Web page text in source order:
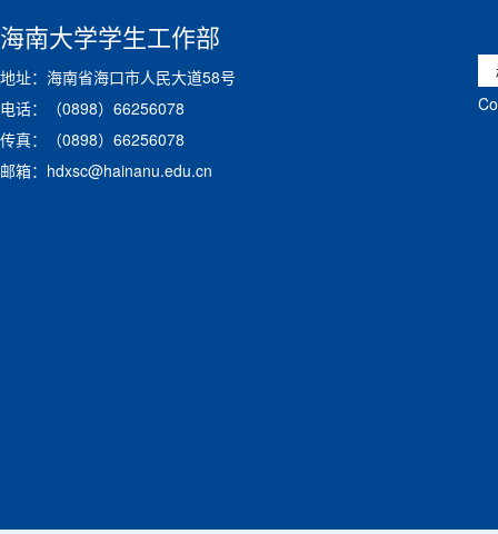
海南大学学生工作部
地址：海南省海口市人民大道58号
电话：（0898）66256078
传真：（0898）66256078
邮箱：hdxsc@hainanu.edu.cn